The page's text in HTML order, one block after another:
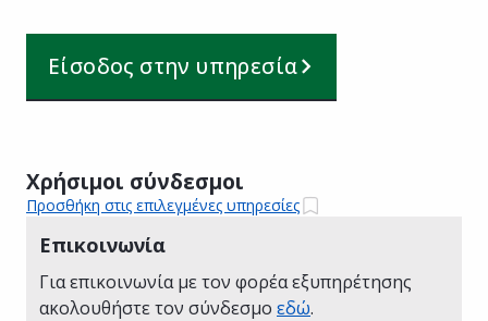
Είσοδος στην υπηρεσία
Χρήσιμοι σύνδεσμοι
Προσθήκη στις επιλεγμένες υπηρεσίες
Επικοινωνία
Για επικοινωνία με τον φορέα εξυπηρέτησης
ακολουθήστε τον σύνδεσμο εδώ.